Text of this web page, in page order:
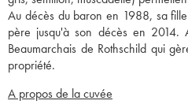
Au décès du baron en 1988, sa
père jusqu'à son décès en 2014.
Beaumarchais de Rothschild qui
propriété.
A propos de la cuvée